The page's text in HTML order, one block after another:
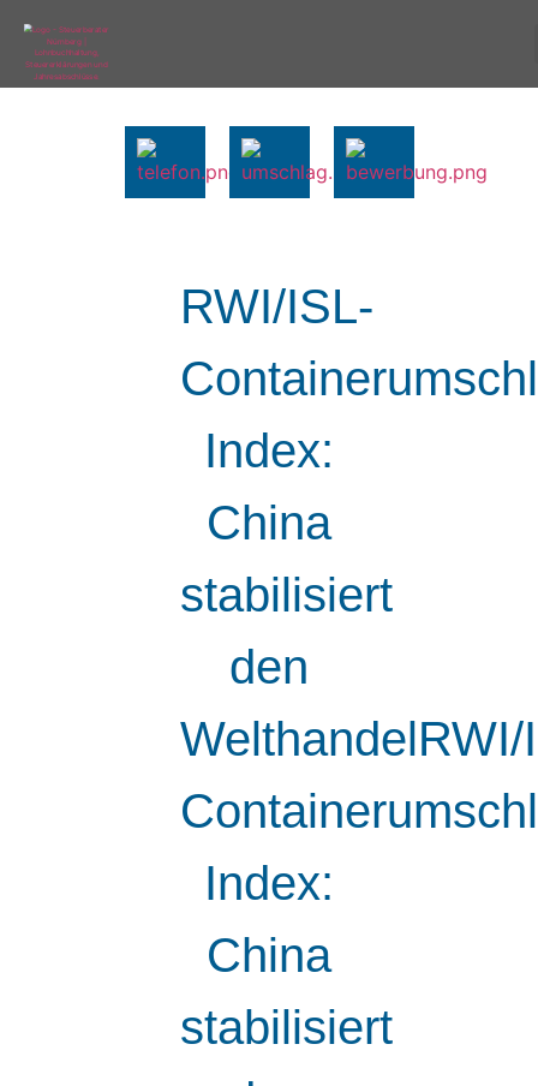
RWI/ISL-
Index:
China
stabilisiert
den
WelthandelRWI/
Index:
China
stabilisiert